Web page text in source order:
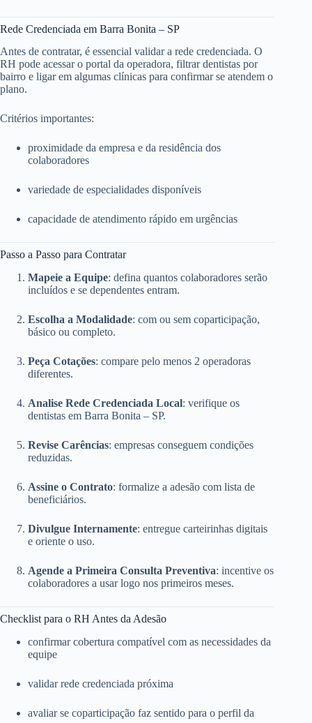
Rede Credenciada em Barra Bonita – SP
Antes de contratar, é essencial validar a rede credenciada. O
RH pode acessar o portal da operadora, filtrar dentistas por
bairro e ligar em algumas clínicas para confirmar se atendem o
plano.
Critérios importantes:
proximidade da empresa e da residência dos
colaboradores
variedade de especialidades disponíveis
capacidade de atendimento rápido em urgências
Passo a Passo para Contratar
Mapeie a Equipe: defina quantos colaboradores serão
incluídos e se dependentes entram.
Escolha a Modalidade: com ou sem coparticipação,
básico ou completo.
Peça Cotações: compare pelo menos 2 operadoras
diferentes.
Analise Rede Credenciada Local: verifique os
dentistas em Barra Bonita – SP.
Revise Carências: empresas conseguem condições
reduzidas.
Assine o Contrato: formalize a adesão com lista de
beneficiários.
Divulgue Internamente: entregue carteirinhas digitais
e oriente o uso.
Agende a Primeira Consulta Preventiva: incentive os
colaboradores a usar logo nos primeiros meses.
Checklist para o RH Antes da Adesão
confirmar cobertura compatível com as necessidades da
equipe
validar rede credenciada próxima
avaliar se coparticipação faz sentido para o perfil da